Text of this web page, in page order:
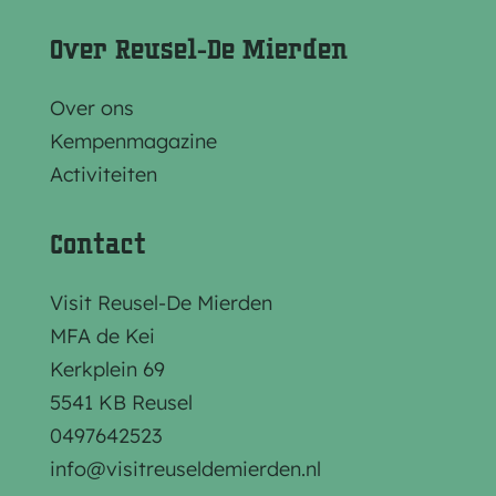
Over Reusel-De Mierden
Over ons
Kempenmagazine
Activiteiten
Contact
Visit Reusel-De Mierden
MFA de Kei
Kerkplein 69
5541 KB Reusel
0497642523
info@visitreuseldemierden.nl